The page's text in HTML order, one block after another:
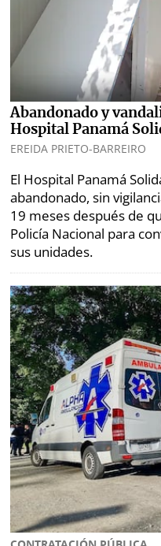
LuctuosasBuenas
prácticas
OTROS
SITIOS
Metro
por
Metro
Tienda
Panamá
Tus
Tiquetes
Cero
KM
Corprensa
Mi
Diario
Ellas
Club
La
Prensa
Busca
Fácil
⌾
Hoy
por
Hoy
⌾
Sábado
⌾
Tal
Cual
⌾
Sabrina
Sin
Abandonado y
Hospital Panamá
EREIDA PRIETO-BARREIRO
El Hospital Panamá
abandonado, sin
19 meses después de
Policía Nacional para
sus unidades.